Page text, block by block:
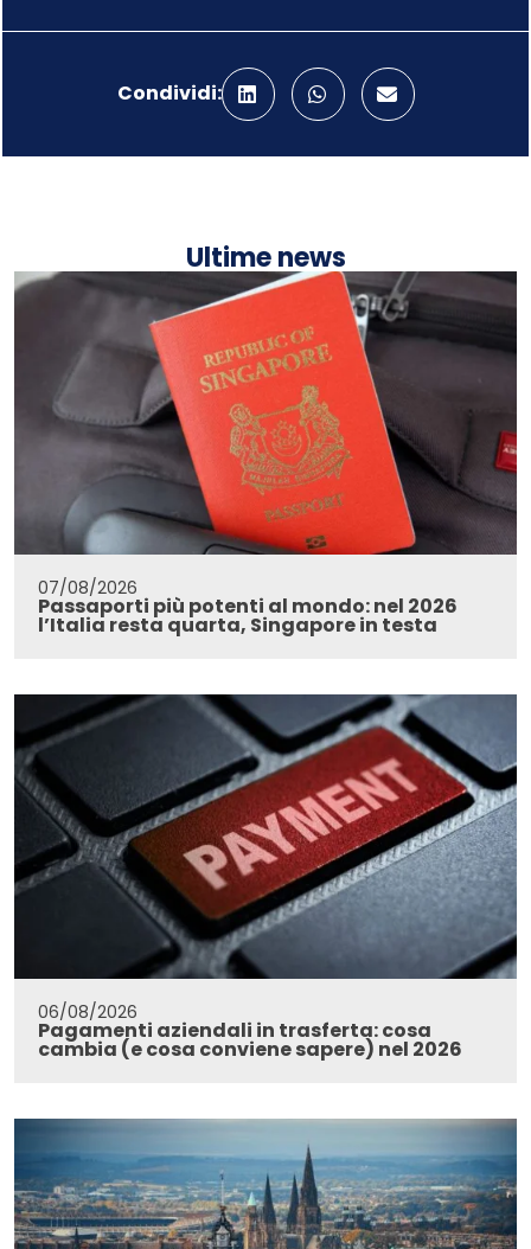
Condividi:
Ultime news
07/08/2026
Passaporti più potenti al mondo: nel 2026
l’Italia resta quarta, Singapore in testa
06/08/2026
Pagamenti aziendali in trasferta: cosa
cambia (e cosa conviene sapere) nel 2026